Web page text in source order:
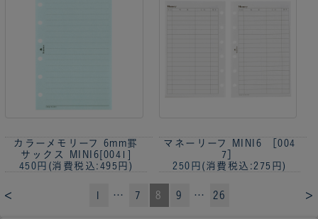
カラーメモリーフ 6mm罫
サックス MINI6[0041]
450円 (消費税込:495円)
マネーリーフ MINI6 ［004
7］
250円 (消費税込:275円)
< >
… 7 8 9 … 26